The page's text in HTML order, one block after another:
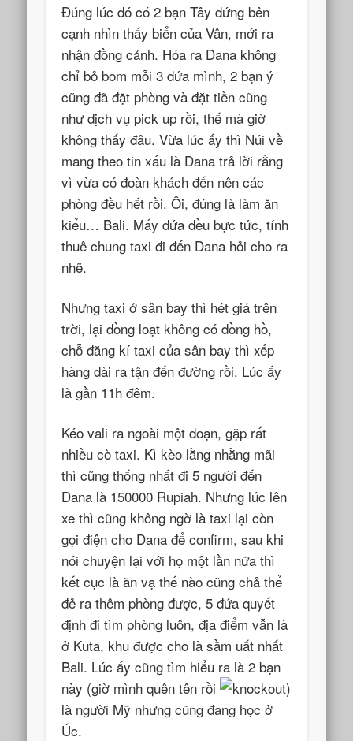
Đúng lúc đó có 2 bạn Tây đứng bên
cạnh nhìn thấy biển của Vân, mới ra
nhận đồng cảnh. Hóa ra Dana không
chỉ bỏ bom mỗi 3 đứa mình, 2 bạn ý
cũng đã đặt phòng và đặt tiền cũng
như dịch vụ pick up rồi, thế mà giờ
không thấy đâu. Vừa lúc ấy thì Núi về
mang theo tin xấu là Dana trả lời rằng
vì vừa có đoàn khách đến nên các
phòng đều hết rồi. Ôi, đúng là làm ăn
kiểu… Bali. Mấy đứa đều bực tức, tính
thuê chung taxi đi đến Dana hỏi cho ra
nhẽ.
Nhưng taxi ở sân bay thì hét giá trên
trời, lại đồng loạt không có đồng hồ,
chỗ đăng kí taxi của sân bay thì xếp
hàng dài ra tận đến đường rồi. Lúc ấy
là gần 11h đêm.
Kéo vali ra ngoài một đoạn, gặp rất
nhiều cò taxi. Kì kèo lằng nhằng mãi
thì cũng thống nhất đi 5 người đến
Dana là 150000 Rupiah. Nhưng lúc lên
xe thì cũng không ngờ là taxi lại còn
gọi điện cho Dana để confirm, sau khi
nói chuyện lại với họ một lần nữa thì
kết cục là ăn vạ thế nào cũng chả thể
đẻ ra thêm phòng được, 5 đứa quyết
định đi tìm phòng luôn, địa điểm vẫn là
ở Kuta, khu được cho là sầm uất nhất
Bali. Lúc ấy cũng tìm hiểu ra là 2 bạn
này (giờ mình quên tên rồi
)
là người Mỹ nhưng cũng đang học ở
Úc.